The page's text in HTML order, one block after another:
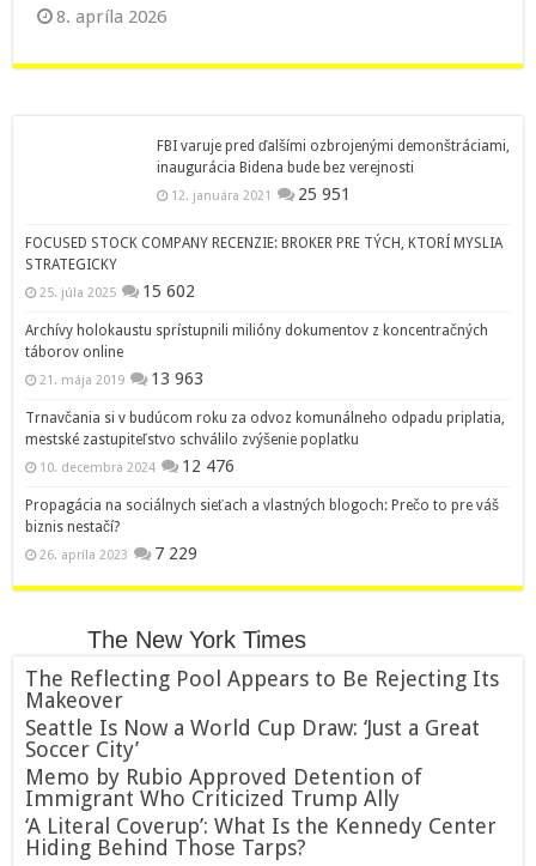
8. apríla 2026
FBI varuje pred ďalšími ozbrojenými demonštráciami,
inaugurácia Bidena bude bez verejnosti
12. januára 2021 25 951
FOCUSED STOCK COMPANY RECENZIE: BROKER PRE TÝCH, KTORÍ MYSLIA
STRATEGICKY
25. júla 2025 15 602
Archívy holokaustu sprístupnili milióny dokumentov z koncentračných
táborov online
21. mája 2019 13 963
Trnavčania si v budúcom roku za odvoz komunálneho odpadu priplatia,
mestské zastupiteľstvo schválilo zvýšenie poplatku
10. decembra 2024 12 476
Propagácia na sociálnych sieťach a vlastných blogoch: Prečo to pre váš
biznis nestačí?
26. apríla 2023 7 229
The New York Times
The Reflecting Pool Appears to Be Rejecting Its
Makeover
Seattle Is Now a World Cup Draw: ‘Just a Great
Soccer City’
Memo by Rubio Approved Detention of
Immigrant Who Criticized Trump Ally
‘A Literal Coverup’: What Is the Kennedy Center
Hiding Behind Those Tarps?